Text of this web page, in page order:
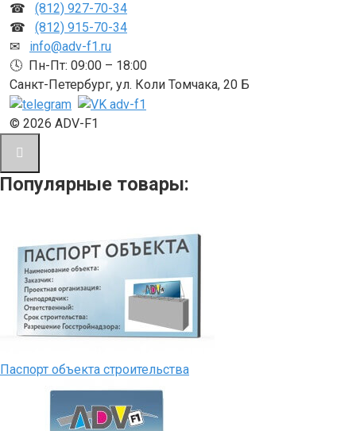
☎ (812) 927-70-34
☎ (812) 915-70-34
✉ info@adv-f1.ru
🕓 Пн-Пт: 09:00 – 18:00
Санкт-Петербург, ул. Коли Томчака, 20 Б
© 2026 ADV-F1
Популярные товары:
Паспорт объекта строительства